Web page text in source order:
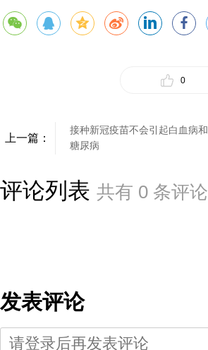
0
上一篇：
接种新冠疫苗不会引起白血病和
糖尿病
评论列表 共有 0 条评论
发表评论